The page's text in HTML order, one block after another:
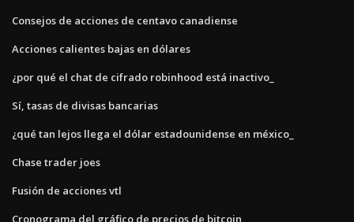
Consejos de acciones de centavo canadiense
Acciones calientes bajas en dólares
¿por qué el chat de cifrado robinhood está inactivo_
Sí, tasas de divisas bancarias
¿qué tan lejos llega el dólar estadounidense en méxico_
Chase trader joes
Fusión de acciones vtl
Cronograma del gráfico de precios de bitcoin